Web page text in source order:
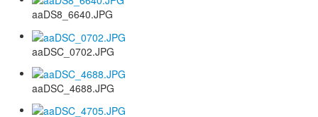
aaDS8_6640.JPG
aaDSC_0702.JPG
aaDSC_4688.JPG